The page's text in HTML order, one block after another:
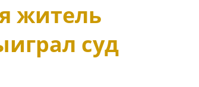
житель
суд